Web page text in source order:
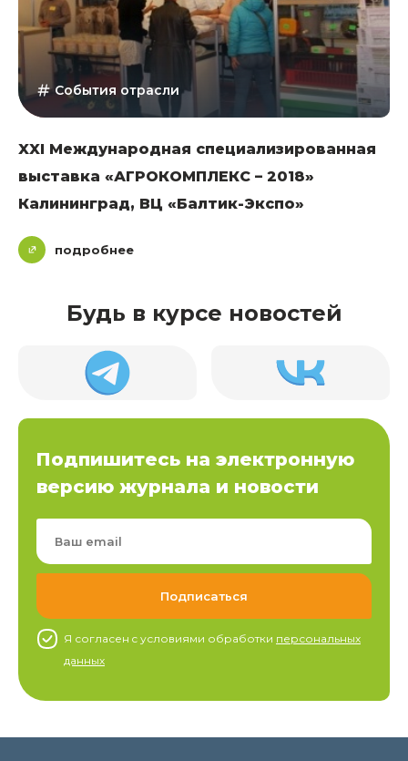
События отрасли
XXI Международная специализированная
выставка «АГРОКОМПЛЕКС – 2018»
Калининград, ВЦ «Балтик-Экспо»
подробнее
Будь в курсе новостей
Подпишитесь на электронную
версию журнала и новости
Я согласен c условиями обработки персональных
данных